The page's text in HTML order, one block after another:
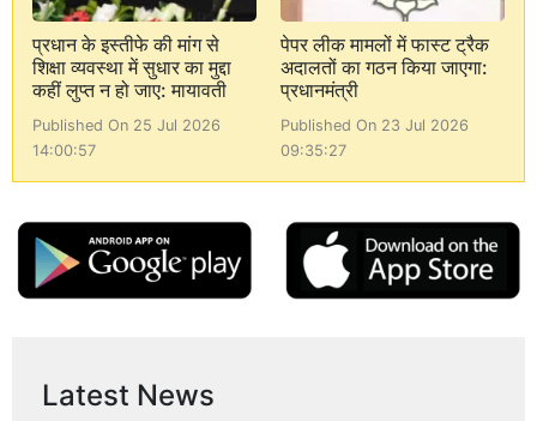
प्रधान के इस्तीफे की मांग से
शिक्षा व्यवस्था में सुधार का मुद्दा
कहीं लुप्त न हो जाए: मायावती
Published On 25 Jul 2026
14:00:57
पेपर लीक मामलों में फास्ट ट्रैक
अदालतों का गठन किया जाएगा:
प्रधानमंत्री
Published On 23 Jul 2026
09:35:27
Latest News